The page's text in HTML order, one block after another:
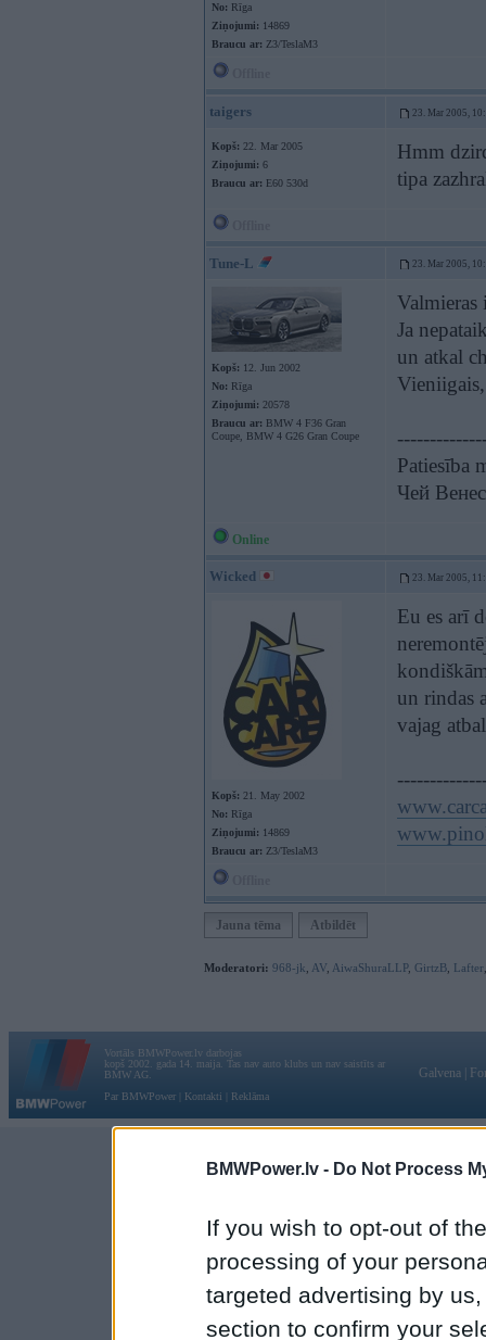
BMWPower.lv - Do Not Process
If you wish to opt-out of
processing of your
targeted advertising by
section to confirm your
No: Rīga
Ziņojumi: 14869
Braucu ar: Z3/TeslaM3
taigers 23. Mar 2005,
Kopš: 22. Mar 2005
Ziņojumi: 6
Braucu ar: E60 530d
Hmm
tipa
Tune-L 23. Mar 2005,
Kopš: 12. Jun 2002
No: Rīga
Ziņojumi: 20578
Braucu ar: BMW 4 F36 Gran
Coupe, BMW 4 G26 Gran Coupe
Ja
un atkal
Patiesība
Чей
Online
Wicked 23. Mar 2005,
Kopš: 21. May 2002
No: Rīga
Ziņojumi: 14869
Braucu ar: Z3/TeslaM3
Eu es arī
un rindas
vajag
Jauna tēma Atbildēt
Moderatori: 968-jk AV AiwaShuraLLP, GirtzB Lafter
Vortāls BMWPower.lv darbojas
kopš 2002. gada 14. maija. Tas nav auto klubs un nav saistīts ar
BMW AG.
Par BMWPower
Kontakti Reklāma
Galvena